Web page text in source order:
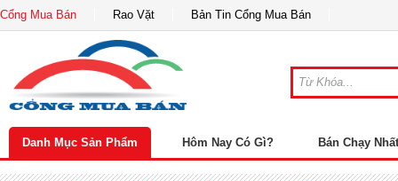
Cổng Mua Bán Rao Vặt Bản Tin Cổng Mua Bán
Danh Mục Sản Phẩm Hôm Nay Có Gì? Bán Chạy Nhất